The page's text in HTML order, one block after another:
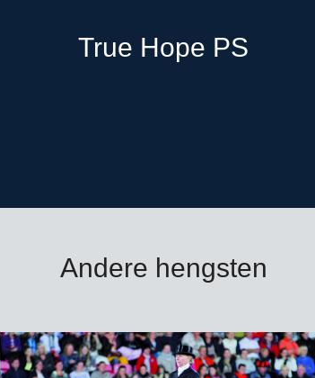
True Hope PS
Oldenburg,
True Hope PS
Andere hengsten